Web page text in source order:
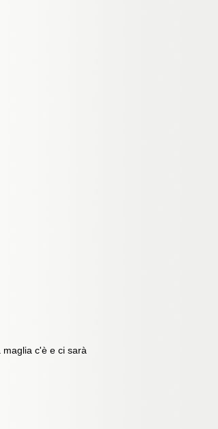
c'è e ci sarà